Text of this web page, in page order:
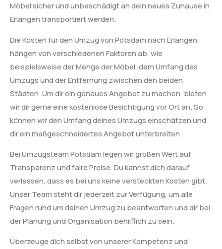
Möbel sicher und unbeschädigt an dein neues Zuhause in
Erlangen transportiert werden.
Die Kosten für den Umzug von Potsdam nach Erlangen
hängen von verschiedenen Faktoren ab, wie
beispielsweise der Menge der Möbel, dem Umfang des
Umzugs und der Entfernung zwischen den beiden
Städten. Um dir ein genaues Angebot zu machen, bieten
wir dir gerne eine kostenlose Besichtigung vor Ort an. So
können wir den Umfang deines Umzugs einschätzen und
dir ein maßgeschneidertes Angebot unterbreiten.
Bei Umzugsteam Potsdam legen wir großen Wert auf
Transparenz und faire Preise. Du kannst dich darauf
verlassen, dass es bei uns keine versteckten Kosten gibt.
Unser Team steht dir jederzeit zur Verfügung, um alle
Fragen rund um deinen Umzug zu beantworten und dir bei
der Planung und Organisation behilflich zu sein.
Überzeuge dich selbst von unserer Kompetenz und